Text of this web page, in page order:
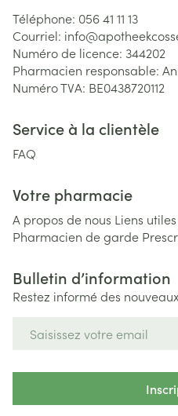
Téléphone: 056 41 11 13
Courriel: info@
Numéro de licence: 344202
Pharmacien responsable:
Numéro TVA: BE0438720112
Service à la clientèle
FAQ
Votre pharmacie
A propos de nous Liens utiles
Pharmacien de garde
Bulletin d’information
Restez informé des